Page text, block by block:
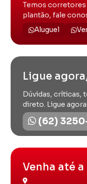
Temos corretores
plantão, fale
Aluguel
Ligue
Dúvidas, críticas,
direto. Ligue
(62)
Venha até a